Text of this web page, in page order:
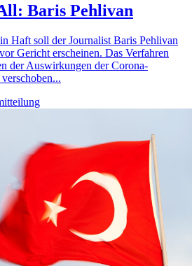
Baris Pehlivan
Haft soll der Journalist Baris Pehlivan
Gericht erscheinen. Das Verfahren
der Auswirkungen der Corona-